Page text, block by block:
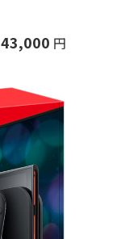
43,000 円